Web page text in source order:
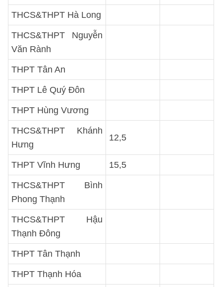
THCS&THPT Hà Long
THCS&THPT Nguyễn
Văn Rành
THPT Tân An
THPT Lê Quý Đôn
THPT Hùng Vương
THCS&THPT Khánh
Hưng
12,5
THPT Vĩnh Hưng 15,5
THCS&THPT Bình
Phong Thạnh
THCS&THPT Hậu
Thạnh Đông
THPT Tân Thạnh
THPT Thạnh Hóa